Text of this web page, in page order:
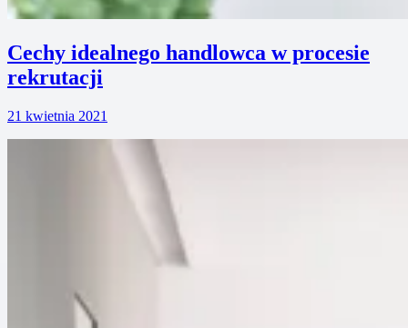
Cechy idealnego handlowca w procesie
rekrutacji
21 kwietnia 2021